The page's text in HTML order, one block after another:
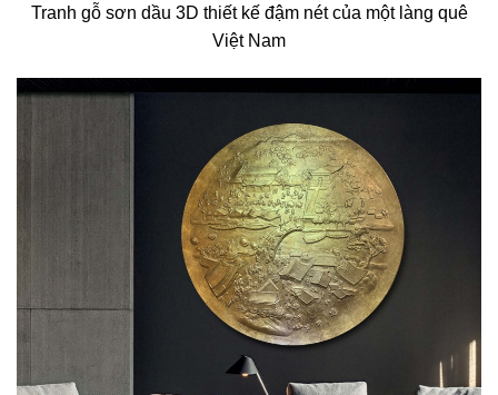
Tranh gỗ sơn dầu 3D thiết kế đậm nét của một làng quê
Việt Nam